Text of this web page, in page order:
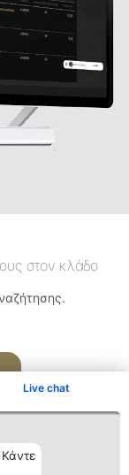
Live chat
στον κλάδο